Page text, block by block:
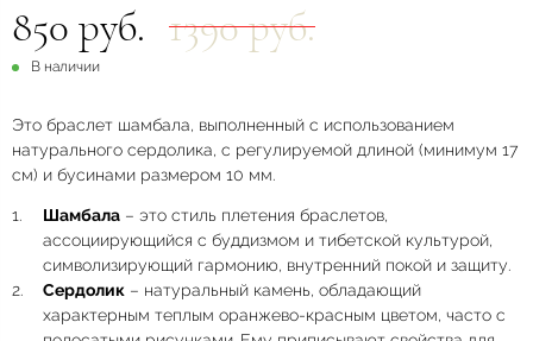
850 руб. 1390 руб.
В наличии
Это браслет шамбала, выполненный с использованием
натурального сердолика, с регулируемой длиной (минимум 17
см) и бусинами размером 10 мм.
Шамбала– это стиль плетения браслетов,
ассоциирующийся с буддизмом и тибетской культурой,
символизирующий гармонию, внутренний покой и защиту.
Сердолик – натуральный камень, обладающий
характерным теплым оранжево-красным цветом, часто с